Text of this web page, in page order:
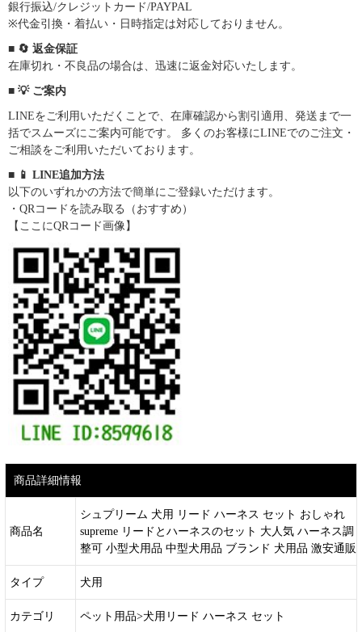
銀行振込/クレジットカード/PAYPAL
※代金引換・着払い・日時指定は対応しておりません。
■ 🔄 返金保証
在庫切れ・不良品の場合は、迅速に返金対応いたします。
■ 💡 ご案内
LINEをご利用いただくことで、在庫確認から割引適用、発送まで一
括でスムーズにご案内可能です。 多くのお客様にLINEでのご注文・
ご相談をご利用いただいております。
■ 📱 LINE追加方法
以下のいずれかの方法で簡単にご登録いただけます。
・QRコードを読み取る（おすすめ）
【ここにQRコード画像】
商品詳細情報
商品名
シュプリーム 犬用 リード ハーネス セット おしゃれ
supreme リードとハーネスのセット 大人気 ハーネス調
整可 小型犬用品 中型犬用品 ブランド 犬用品 激安通販
タイプ 犬用
カテゴリ ペット用品>犬用リード ハーネス セット